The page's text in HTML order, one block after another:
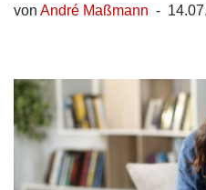
von André Maßmann